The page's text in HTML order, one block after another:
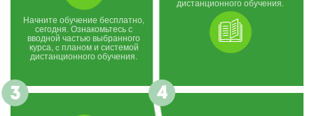
Начните обучение бесплатно,
сегодня. Ознакомьтесь с
вводной частью выбранного
курса, c планом и системой
дистанционного обучения.
дистанционного обучения.